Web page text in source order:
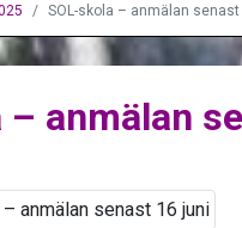
SOL-skola – anmälan senast
– anmälan